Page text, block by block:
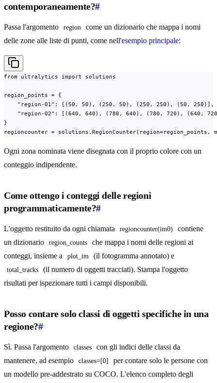
contemporaneamente?#
Passa l'argomento region
come un dizionario che mappa i nomi
delle zone alle liste di punti, come nell'esempio principale:
from ultralytics import solutions
region_points = {
    "region-01": [(50, 50), (250, 50), (250, 250), (50, 250)],
"region-02": [(640, 640), (780, 640), (780, 720), (640,
}
regioncounter = solutions.RegionCounter(region=region_points,
Ogni zona nominata viene disegnata con il proprio colore con un
conteggio indipendente.
Come ottengo i conteggi delle regioni
programmaticamente?#
L'oggetto restituito da ogni chiamata regioncounter(im0)
contiene
un dizionario
region_counts
che mappa i nomi delle regioni ai
conteggi, insieme a
plot_im (il fotogramma annotato) e
total_tracks
(il numero di oggetti tracciati). Stampa l'oggetto
risultati per ispezionare tutti i campi disponibili.
Posso contare solo classi di oggetti specifiche in una
regione?#
Sì. Passa l'argomento classes
con gli indici delle classi da
mantenere, ad esempio
classes=[0]
per contare solo le persone con
un modello pre-addestrato su COCO. L'elenco completo degli